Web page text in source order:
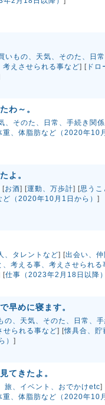
いもの、天気、そのた、日
えさせられる事など] [ ドロ
わ～。
、そのた、日常、手続き関
重、体脂肪など（2020年10
よ。
[お酒] [運動、万歩計] [思うこ
ど（2020年10月1日から） ]
、タレントなど] [出会い、
、考える事、考えさせられる
[仕事（2023年2月18日以降
早めに寝ます。
の、天気、そのた、日常、
せられる事など] [懐具合、
） ]
てきたよ。
旅、イベント、おでかけetc]
重、体脂肪など（2020年10